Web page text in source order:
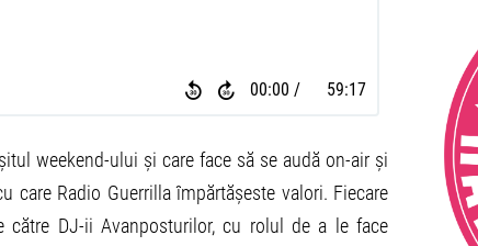
00:00 59:17
weekend-ului și care face să se audă on-air și
Radio Guerrilla împărtășeste valori. Fiecare
DJ-ii Avanposturilor, cu rolul de a le face